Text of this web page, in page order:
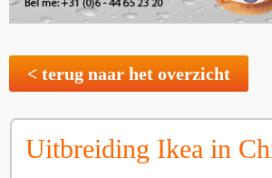
< terug naar het overzicht
Uitbreiding Ikea in